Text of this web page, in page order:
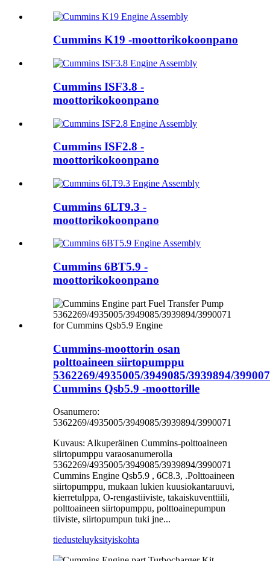
Cummins K19 -moottorikokoonpano
Cummins ISF3.8 -
moottorikokoonpano
Cummins ISF2.8 -
moottorikokoonpano
Cummins 6LT9.3 -
moottorikokoonpano
Cummins 6BT5.9 -
moottorikokoonpano
Cummins-moottorin osan
polttoaineen siirtopumppu
5362269/4935005/3949085/3939894/
Cummins Qsb5.9 -moottorille
Osanumero:
5362269/4935005/3949085/3939894/3990071
Kuvaus: Alkuperäinen Cummins-polttoaineen
siirtopumppu varaosanumerolla
5362269/4935005/3949085/3939894/3990071
Cummins Engine Qsb5.9 , 6C8.3, .Polttoaineen
siirtopumppu, mukaan lukien kuusiokantaruuvi,
kierretulppa, O-rengastiiviste, takaiskuventtiili,
polttoaineen siirtopumppu, polttoainepumpun
tiiviste, siirtopumpun tuki jne...
tiedusteluyksityiskohta